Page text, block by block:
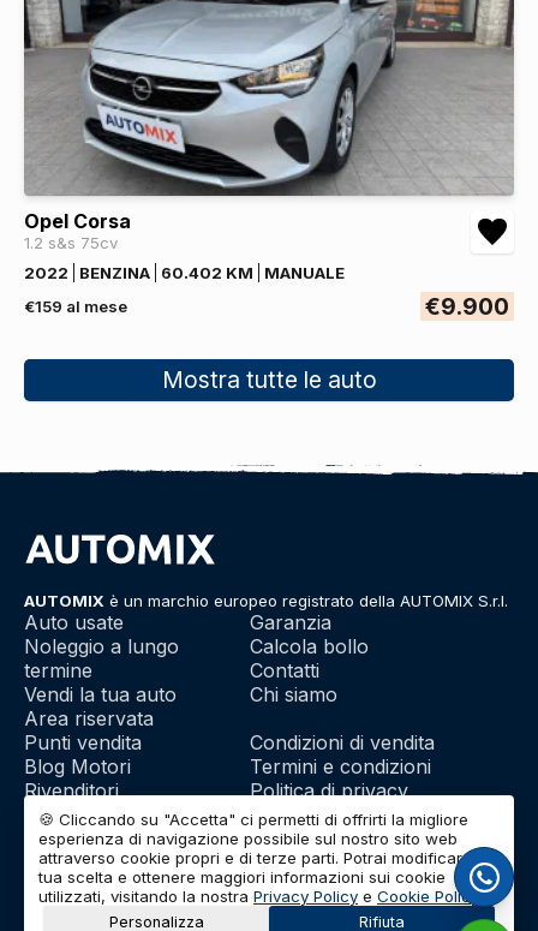
Opel Corsa
1.2 s&s 75cv
2022
BENZINA 60.402 KM
MANUALE
€159 al mese
€9.900
Mostra tutte le auto
AUTOMIX è un marchio europeo registrato della AUTOMIX S.r.l.
Auto usate
Noleggio a lungo
termine
Vendi la tua auto
Area riservata
Garanzia
Calcola bollo
Contatti
Chi siamo
Punti vendita
Blog Motori
Rivenditori
Franchising
Condizioni di vendita
Termini e condizioni
Politica di privacy
Utilizzo dei cookie
© 2026 | AUTOMIX S.r.l. | Partita IVA: IT01732290703 | Capitale
Sociale: Euro 10.000 i.v.
🍪 Cliccando su "Accetta" ci permetti di offrirti la migliore
esperienza di navigazione possibile sul nostro sito web
attraverso cookie propri e di terze parti. Potrai modificare la
tua scelta e ottenere maggiori informazioni sui cookie
utilizzati, visitando la nostra Privacy Policy e Cookie Policy.
Personalizza Rifiuta